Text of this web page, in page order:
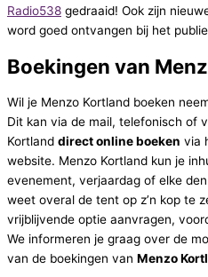
Radio538 gedraaid! Ook zijn
word goed ontvangen bij het
Boekingen van
Wil je Menzo Kortland boeken
Dit kan via de mail, telefonisch of
Kortland direct online boeken via
website. Menzo Kortland kun je
evenement, verjaardag of elke
weet overal de tent op z’n kop te
vrijblijvende optie aanvragen,
We informeren je graag over de
van de boekingen van Menzo